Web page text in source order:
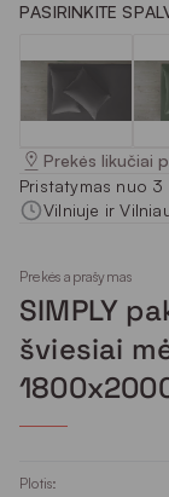
PASIRINKITE
Prekės likučiai
Pristatymas nuo
Vilniuje ir
Prekės aprašymas
SIMPLY
šviesiai
Plotis: